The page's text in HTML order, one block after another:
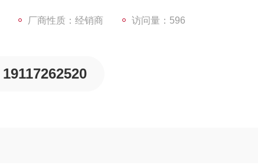
厂商性质：经销商 访问量：596
19117262520